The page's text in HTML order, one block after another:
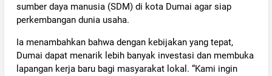
sumber daya manusia (SDM) di kota Dumai agar siap
perkembangan dunia usaha.
Ia menambahkan bahwa dengan kebijakan yang tepat,
Dumai dapat menarik lebih banyak investasi dan membuka
lapangan kerja baru bagi masyarakat lokal. “Kami ingin